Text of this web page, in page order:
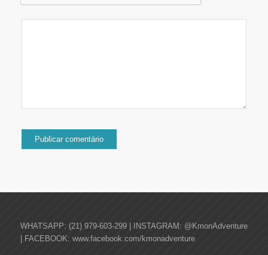
WHATSAPP: (21) 979-603-299 | INSTAGRAM: @KmonAdventure
| FACEBOOK: www.facebook.com/kmonadventure